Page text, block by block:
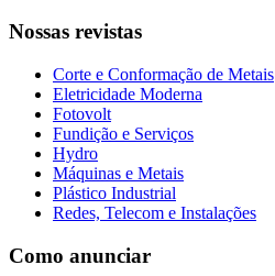
Nossas revistas
Corte e Conformação de Metais
Eletricidade Moderna
Fotovolt
Fundição e Serviços
Hydro
Máquinas e Metais
Plástico Industrial
Redes, Telecom e Instalações
Como anunciar